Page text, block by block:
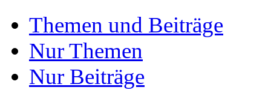
Themen und Beiträge
Nur Themen
Nur Beiträge